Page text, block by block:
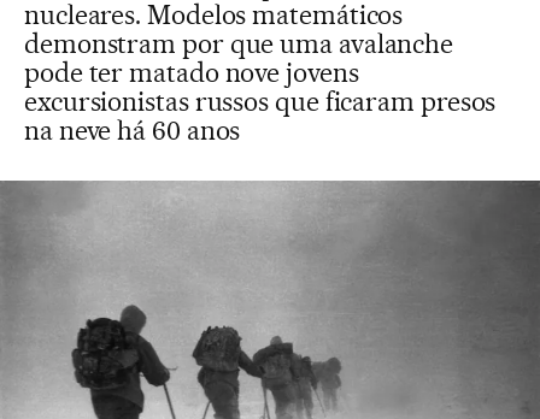
nucleares. Modelos matemáticos
demonstram por que uma avalanche
pode ter matado nove jovens
excursionistas russos que ficaram presos
na neve há 60 anos